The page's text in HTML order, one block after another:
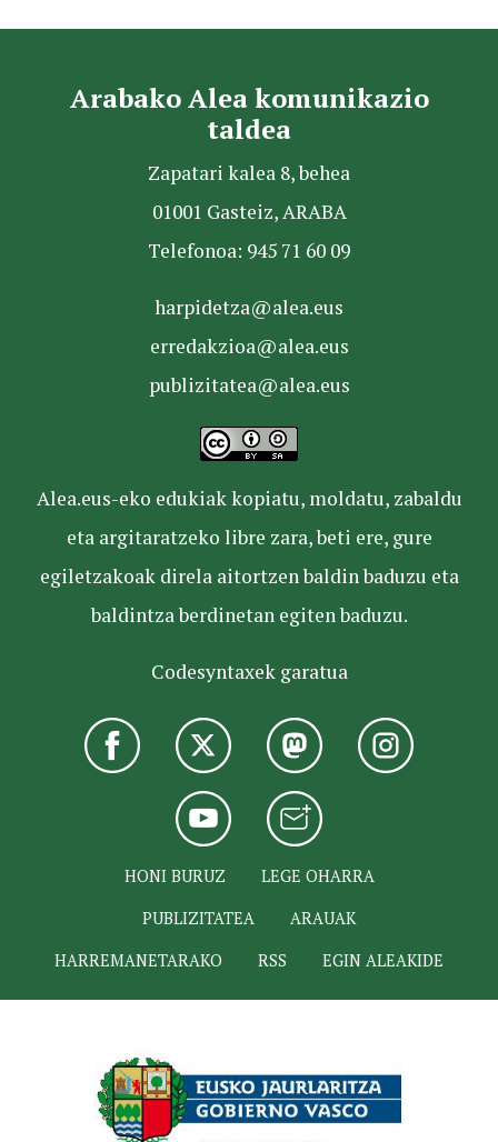
Arabako Alea komunikazio
taldea
Zapatari kalea 8, behea
01001 Gasteiz, ARABA
Telefonoa: 945 71 60 09
harpidetza@alea.eus
erredakzioa@alea.eus
publizitatea@alea.eus
Alea.eus-eko edukiak kopiatu, moldatu, zabaldu
eta argitaratzeko libre zara, beti ere, gure
egiletzakoak direla aitortzen baldin baduzu eta
baldintza berdinetan egiten baduzu.
Codesyntaxek garatua
HONI BURUZ
LEGE OHARRA
PUBLIZITATEA
ARAUAK
HARREMANETARAKO
RSS EGIN ALEAKIDE